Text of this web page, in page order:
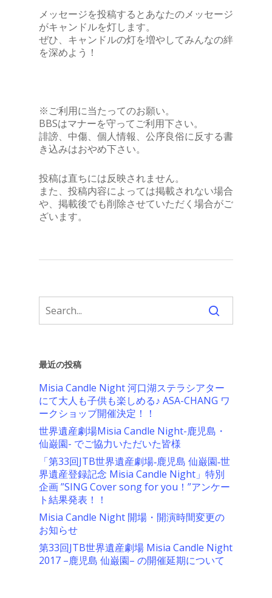
メッセージを投稿するとあなたのメッセージ
がキャンドルを灯します。
ぜひ、キャンドルの灯を増やしてみんなの絆
を深めよう！
※ご利用に当たってのお願い。
BBSはマナーを守ってご利用下さい。
誹謗、中傷、個人情報、公序良俗に反する書
き込みはおやめ下さい。
投稿は直ちには反映されません。
また、投稿内容によっては掲載されない場合
や、掲載後でも削除させていただく場合がご
ざいます。
最近の投稿
Misia Candle Night 河口湖ステラシアター
にて大人も子供も楽しめる♪ ASA-CHANG ワ
ークショップ開催決定！！
世界遺産劇場Misia Candle Night-鹿児島・
仙巌園- でご協力いただいた皆様
「第33回JTB世界遺産劇場‐鹿児島 仙巌園‐世
界遺産登録記念 Misia Candle Night」特別
企画 ”SING Cover song for you！”アンケー
ト結果発表！！
Misia Candle Night 開場・開演時間変更の
お知らせ
第33回JTB世界遺産劇場 Misia Candle Night
2017 –鹿児島 仙巌園– の開催延期について